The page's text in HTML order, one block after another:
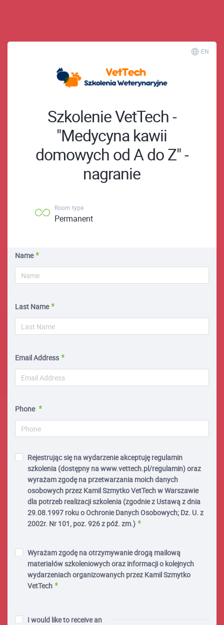
EN
Szkolenie VetTech -
"Medycyna kawii
domowych od A do Z" -
nagranie
Room type
Permanent
Name
Last Name
Email Address
Phone
Rejestrując się na wydarzenie akceptuję regulamin
szkolenia (dostępny na www.vettech.pl/regulamin) oraz
wyrażam zgodę na przetwarzania moich danych
osobowych przez Kamil Szmytko VetTech w Warszawie
dla potrzeb realizacji szkolenia (zgodnie z Ustawą z dnia
29.08.1997 roku o Ochronie Danych Osobowych; Dz. U. z
2002r. Nr 101, poz. 926 z póź. zm.)
Wyrażam zgodę na otrzymywanie drogą mailową
materiałów szkoleniowych oraz informacji o kolejnych
wydarzeniach organizowanych przez Kamil Szmytko
VetTech
I would like to receive an